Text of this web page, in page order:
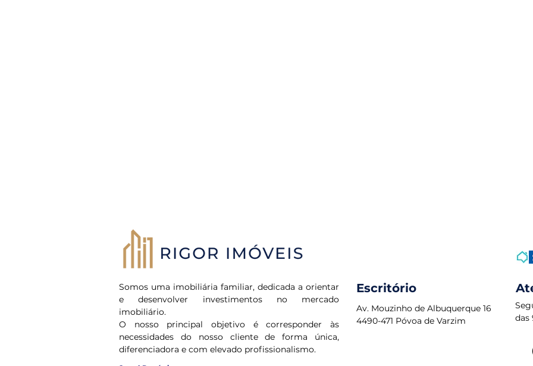
Somos uma imobiliária familiar, dedicada a orientar
e desenvolver investimentos no mercado
imobiliário.
O nosso principal objetivo é corresponder às
necessidades do nosso cliente de forma única,
diferenciadora e com elevado profissionalismo.
Escritório
Av. Mouzinho de Albuquerque 16
4490-471 Póvoa de Varzim
das